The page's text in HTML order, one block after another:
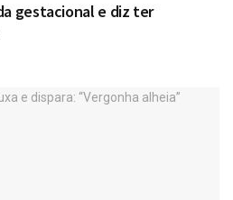
gestacional e diz ter